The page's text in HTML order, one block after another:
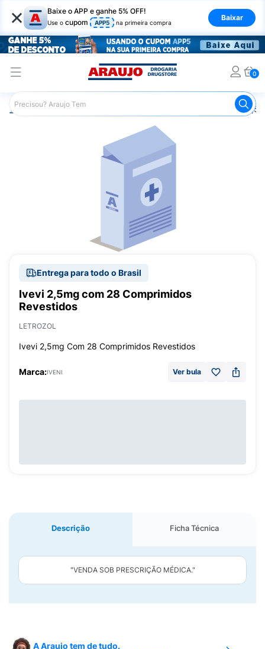
× Baixe o APP e ganhe 5% OFF!
Use o cupom APP5 na primeira compra
Baixar
0
Araujo Medicamentos Ivevi
Entrega para todo o Brasil
Ivevi 2,5mg com 28 Comprimidos
Revestidos
LETROZOL
Ivevi 2,5mg Com 28 Comprimidos Revestidos
Marca:IVENI Ver bula
Descrição Ficha Técnica
"VENDA SOB PRESCRIÇÃO MÉDICA."
A Araujo tem de tudo.